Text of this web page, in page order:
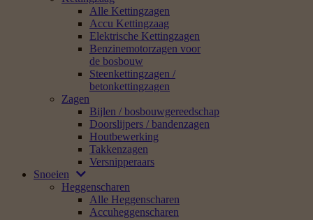
Alle Kettingzagen
Accu Kettingzaag
Elektrische Kettingzagen
Benzinemotorzagen voor
de bosbouw
Steenkettingzagen /
betonkettingzagen
Zagen
Bijlen / bosbouwgereedschap
Doorslijpers / bandenzagen
Houtbewerking
Takkenzagen
Versnipperaars
Snoeien
Heggenscharen
Alle Heggenscharen
Accuheggenscharen